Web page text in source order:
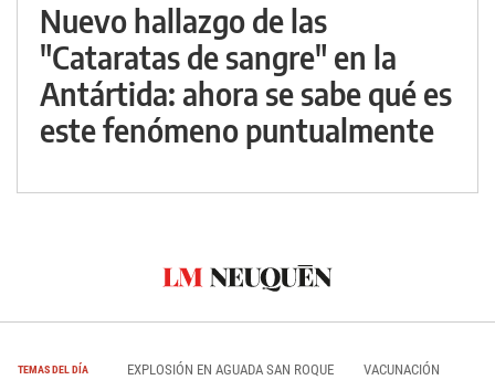
Nuevo hallazgo de las
"Cataratas de sangre" en la
Antártida: ahora se sabe qué es
este fenómeno puntualmente
TEMAS DEL DÍA EXPLOSIÓN EN AGUADA SAN ROQUE VACUNACIÓN